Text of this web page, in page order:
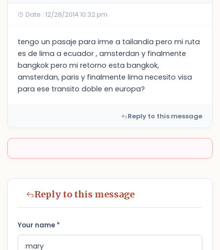
Date : 12/28/2014 10:32 pm
tengo un pasaje para irme a tailandia pero mi ruta
es de lima a ecuador , amsterdan y finalmente
bangkok pero mi retorno esta bangkok,
amsterdan, paris y finalmente lima necesito visa
para ese transito doble en europa?
Reply to this message
Reply to this message
Your name *